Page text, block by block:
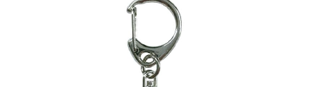
薬屋のひとりごと 夏の園遊会2026
アニメ『僕のヒーローアカデミア』10周年